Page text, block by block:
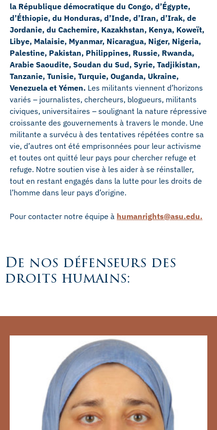
la République démocratique du Congo, d’Égypte,
d’Éthiopie, du Honduras, d’Inde, d’Iran, d’Irak, de
Jordanie, du Cachemire, Kazakhstan, Kenya, Koweït,
Libye, Malaisie, Myanmar, Nicaragua, Niger, Nigeria,
Palestine, Pakistan, Philippines, Russie, Rwanda,
Arabie Saoudite, Soudan du Sud, Syrie, Tadjikistan,
Tanzanie, Tunisie, Turquie, Ouganda, Ukraine,
Venezuela et Yémen. Les militants viennent d’horizons
variés – journalistes, chercheurs, blogueurs, militants
civiques, universitaires – soulignant la nature répressive
croissante des gouvernements à travers le monde. Une
militante a survécu à des tentatives répétées contre sa
vie, d’autres ont été emprisonnées pour leur activisme
et toutes ont quitté leur pays pour chercher refuge et
refuge. Notre soutien vise à les aider à se réinstaller,
tout en restant engagés dans la lutte pour les droits de
l’homme dans leur pays d’origine.
Pour contacter notre équipe à humanrights@asu.edu.
De nos défenseurs des
droits humains: